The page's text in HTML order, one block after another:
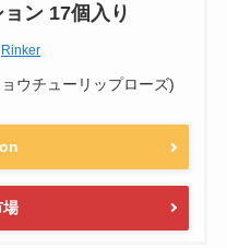
ン 17個入り
Rinker
ウチューリップローズ)
場